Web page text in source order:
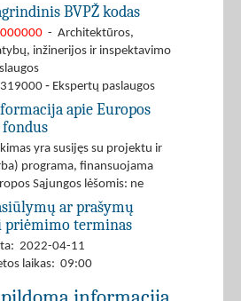
BVPŽ kodas
- Architektūros,
inžinerijos ir inspektavimo
‐ Ekspertų paslaugos
apie Europos
fondus
yra susijęs su projektu ir
programa, finansuojama
Sąjungos lėšomis: ne
ar prašymų
priėmimo terminas
2022-04-11
laikas: 09:00